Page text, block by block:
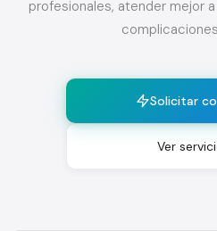
profesionales, atender mejor
Solicitar
Ver